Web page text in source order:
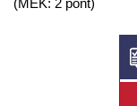
(MÉK: 2 pont)